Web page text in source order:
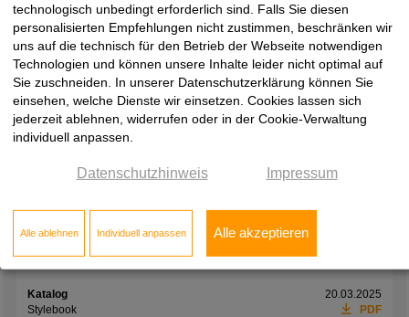
Laminam Ki No Bi Collection
Broschüre
Laminam Rare Collection
08.06.2026
PDF
Broschüre
Laminam Supernova
08.06.2026
PDF
Broschüre
two by Laminam
Preisliste Möbelfronten
Katalog
Stylebook
20.03.2025
PDF
technologisch unbedingt erforderlich sind. Falls Sie diesen
personalisierten Empfehlungen nicht zustimmen, beschränken wir
uns auf die technisch für den Betrieb der Webseite notwendigen
Technologien und können unsere Inhalte leider nicht optimal auf
Sie zuschneiden. In unserer Datenschutzerklärung können Sie
einsehen, welche Dienste wir einsetzen. Cookies lassen sich
jederzeit ablehnen, widerrufen oder in der Cookie-Verwaltung
individuell anpassen.
Datenschutzhinweis Impressum
Alle ablehnen Individuell anpassen Alle akzeptieren